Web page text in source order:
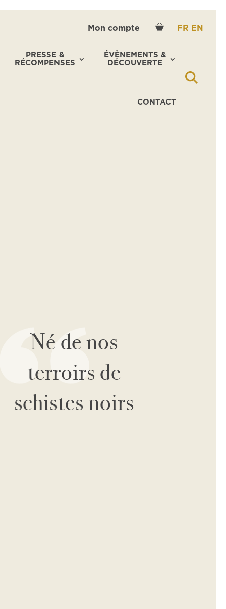
Mon compte FR EN
PRESSE &
RÉCOMPENSES
ÉVÈNEMENTS &
DÉCOUVERTE
CONTACT
Né de nos
terroirs de
schistes noirs